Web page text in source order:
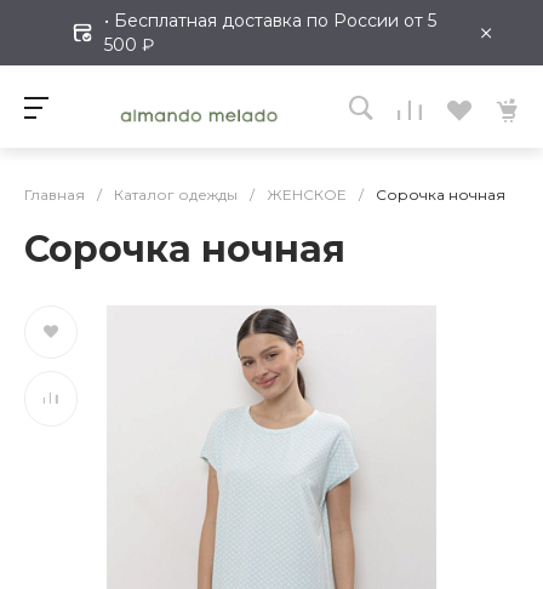
• Бесплатная доставка по России от 5
500 ₽
×
Главная / Каталог одежды / ЖЕНСКОЕ / Сорочка ночная
Сорочка ночная